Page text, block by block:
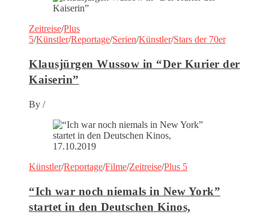
Zeitreise/Plus
5/Künstler/Reportage/Serien/Künstler/Stars der 70er
Klausjürgen Wussow in “Der Kurier der
Kaiserin”
By /
Künstler/Reportage/Filme/Zeitreise/Plus 5
“Ich war noch niemals in New York”
startet in den Deutschen Kinos,